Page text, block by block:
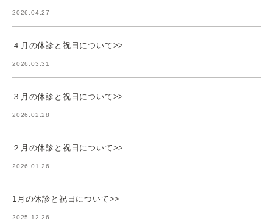
2026.04.27
４月の休診と祝日について>>
2026.03.31
３月の休診と祝日について>>
2026.02.28
２月の休診と祝日について>>
2026.01.26
1月の休診と祝日について>>
2025.12.26